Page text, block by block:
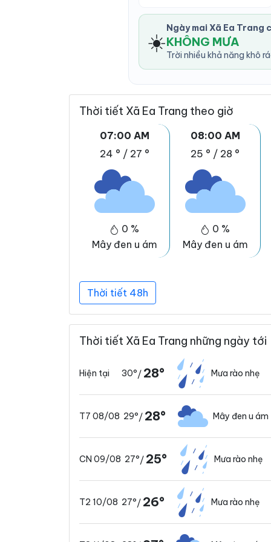
☀️
Ngày mai Xã Ea Trang
KHÔNG MƯA
Trời nhiều khả năng khô
Thời tiết Xã Ea Trang theo giờ
07:00 AM
24 ° / 27 °
0 %
Mây đen u ám
08:00 AM
25 ° / 28 °
0 %
Mây đen u ám
Thời tiết 48h
Thời tiết Xã Ea Trang những ngày tới
Hiện tại 30°/ 28° Mưa rào nhẹ
T7 08/08 29°/ 28° Mây đen u ám
CN 09/08 27°/ 25° Mưa rào nhẹ
T2 10/08 27°/ 26° Mưa rào nhẹ